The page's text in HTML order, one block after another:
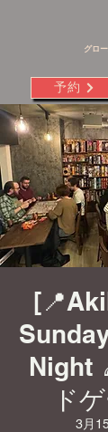
グロ
予約
Night
ド
3月